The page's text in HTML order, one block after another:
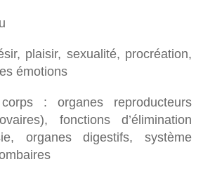
plaisir, sexualité, procréation,
émotions
: organes reproducteurs
fonctions d’élimination
organes digestifs, système